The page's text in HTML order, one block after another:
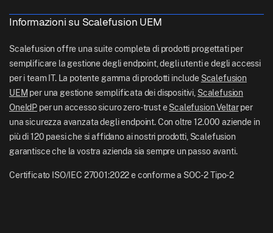
Logistica
Documentazione di aiuto Scalefusion
Blog Scalefusion
Sala stampa
Carriere
NZ: +64-9-888-4315
India: +91-63694-45500
Informazioni su Scalefusion UEM
Scalefusion offre una suite completa di prodotti progettati per
semplificare la gestione degli endpoint, degli utenti e degli accessi
per i team IT. La potente gamma di prodotti include Scalefusion
UEM per una gestione semplificata dei dispositivi, Scalefusion
OneIdP per un accesso sicuro zero-trust eScalefusion Veltarper
una sicurezza avanzata degli endpoint. Con oltre 12.000 aziende in
più di 120 paesi che si affidano ai nostri prodotti, Scalefusion
garantisce che la vostra azienda sia sempre un passo avanti.
Certificato ISO/IEC 27001:2022 e conforme a SOC-2 Tipo-2